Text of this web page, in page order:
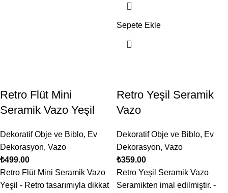
Sepete Ekle
Retro Flüt Mini
Seramik Vazo Yeşil
Dekoratif Obje ve Biblo, Ev
Dekorasyon, Vazo
₺499.00
Retro Flüt Mini Seramik Vazo
Yeşil - Retro tasarımıyla dikkat
Retro Yeşil Seramik
Vazo
Dekoratif Obje ve Biblo, Ev
Dekorasyon, Vazo
₺359.00
Retro Yeşil Seramik Vazo
Seramikten imal edilmiştir. -